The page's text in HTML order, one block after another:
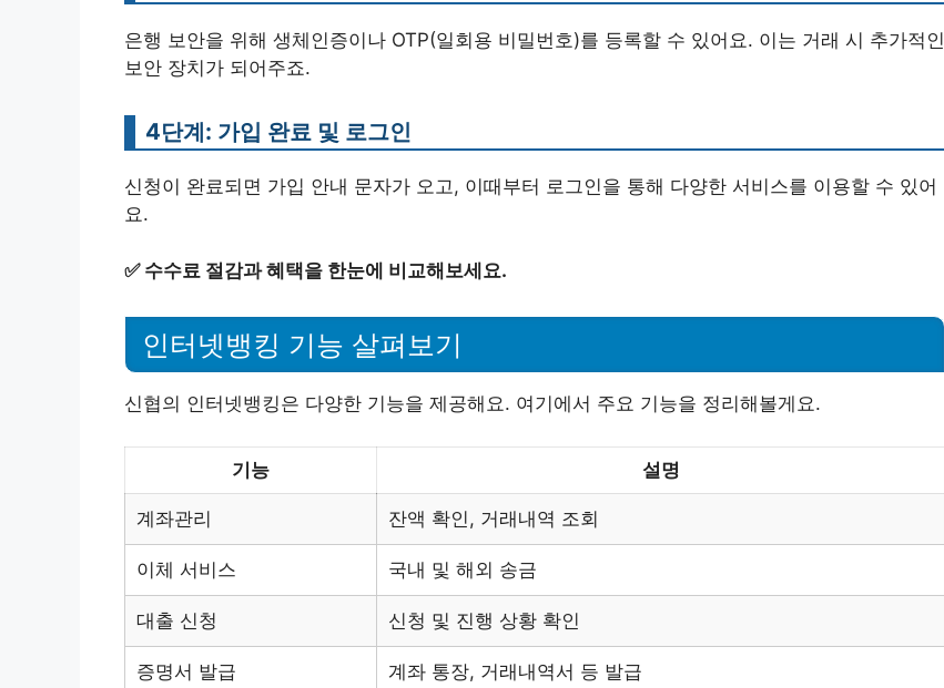
은행 보안을 위해 생체인증이나 OTP(일회용 비밀번호)를 등록할 수 있어요. 이는 거래 시 추가적인
보안 장치가 되어주죠.
4단계: 가입 완료 및 로그인
신청이 완료되면 가입 안내 문자가 오고, 이때부터 로그인을 통해 다양한 서비스를 이용할 수 있어
요.
✅ 수수료 절감과 혜택을 한눈에 비교해보세요.
인터넷뱅킹 기능 살펴보기
신협의 인터넷뱅킹은 다양한 기능을 제공해요. 여기에서 주요 기능을 정리해볼게요.
기능 설명
계좌관리 잔액 확인, 거래내역 조회
이체 서비스 국내 및 해외 송금
대출 신청 신청 및 진행 상황 확인
증명서 발급 계좌 통장, 거래내역서 등 발급